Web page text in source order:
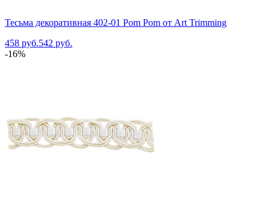
Тесьма декоративная 402-01 Pom Pom от Art Trimming
458 руб.542 руб.
-16%